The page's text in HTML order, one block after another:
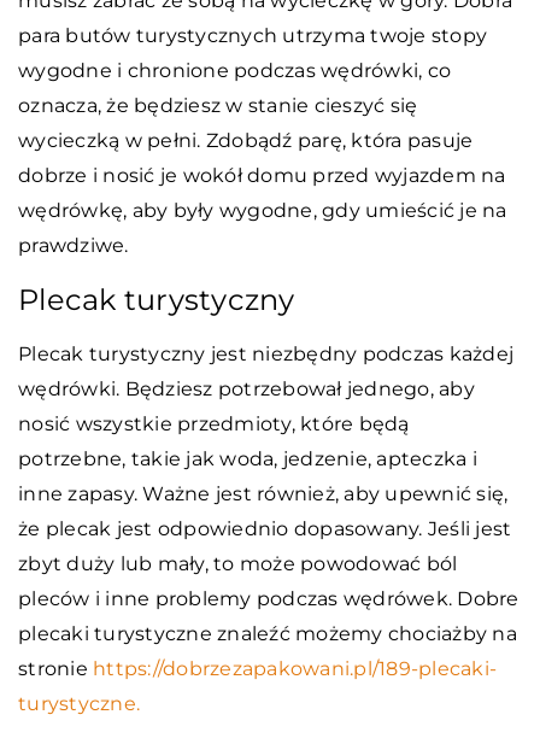
para butów turystycznych utrzyma twoje stopy
wygodne i chronione podczas wędrówki, co
oznacza, że będziesz w stanie cieszyć się
wycieczką w pełni. Zdobądź parę, która pasuje
dobrze i nosić je wokół domu przed wyjazdem na
wędrówkę, aby były wygodne, gdy umieścić je na
prawdziwe.
Plecak turystyczny
Plecak turystyczny jest niezbędny podczas każdej
wędrówki. Będziesz potrzebował jednego, aby
nosić wszystkie przedmioty, które będą
potrzebne, takie jak woda, jedzenie, apteczka i
inne zapasy. Ważne jest również, aby upewnić się,
że plecak jest odpowiednio dopasowany. Jeśli jest
zbyt duży lub mały, to może powodować ból
pleców i inne problemy podczas wędrówek. Dobre
plecaki turystyczne znaleźć możemy chociażby na
stronie https://dobrzezapakowani.pl/189-plecaki-
turystyczne.